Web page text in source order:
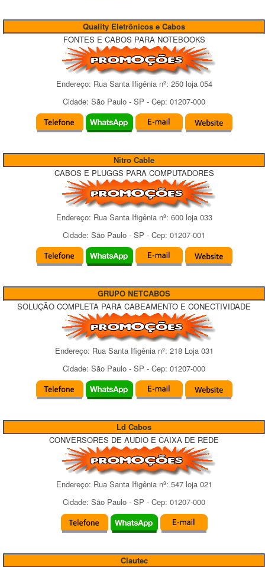
Quality Eletrônicos e Cabos
FONTES E CABOS PARA NOTEBOOKS
Endereço: Rua Santa Ifigênianº: 250 loja 054
Cidade: São Paulo - SP - Cep: 01207-000
Nitro Cable
CABOS E PLUGGS PARA COMPUTADORES
Endereço: Rua Santa Ifigênianº: 600 loja 033
Cidade: São Paulo - SP - Cep: 01207-001
GRUPO NETCABOS
SOLUÇÃO COMPLETA PARA CABEAMENTO E CONECTIVIDADE
Endereço: Rua Santa Ifigênianº: 218 Loja 031
Cidade: São Paulo - SP - Cep: 01207-000
Ld Cabos
CONVERSORES DE AUDIO E CAIXA DE REDE
Endereço: Rua Santa Ifigênianº: 547 loja 021
Cidade: São Paulo - SP - Cep: 01207-000
Clautec